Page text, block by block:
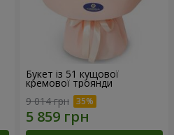
Букет із 51 кущової
кремової троянди
9 014 грн